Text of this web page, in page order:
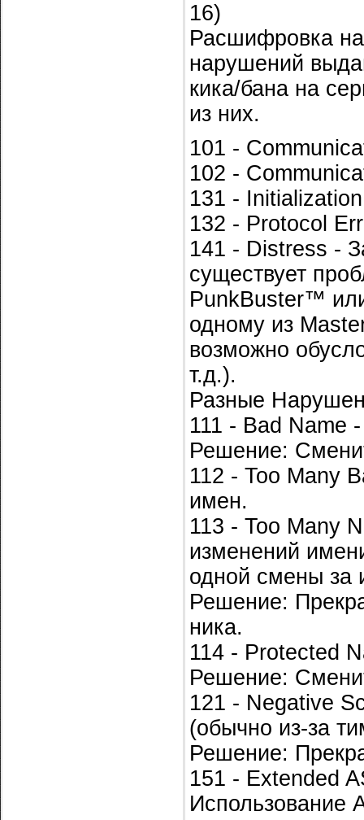
16)
Расшифровка
нарушений
кика/бана на
из них.
101 -
102 -
131 -
132 - Protocol
141 - Distress -
существует
PunkBuster™
одному из
возможно
т.д.).
Разные
111 - Bad Name
Решение:
112 - Too Many
имен.
113 - Too Many
изменений
одной смены за
Решение:
ника.
114 - Protected
Решение:
121 - Negative
(обычно из-за
Решение:
151 - Extended
Использование